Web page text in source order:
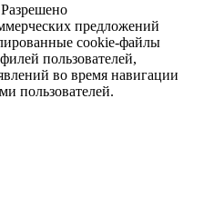
Разрешено
предложений
cookie-файлы
пользователей,
во время навигации
пользователей.